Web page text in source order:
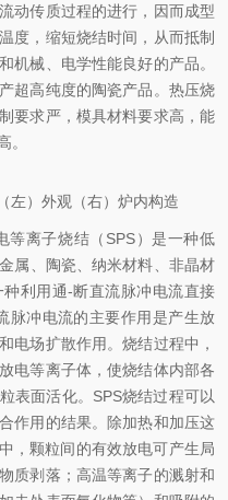
动传质过程的进行，因而成型
度，缩短烧结时间，从而抵制
机械、电学性能良好的产品。
超高纯度的陶瓷产品。热压烧
要求严，模具材料要求高，能
。
左）外观（右）炉内构造
等离子烧结 （ SPS）是一种低
属、陶瓷、纳米材料、非晶材
利用通-断直流脉冲电流直接
脉冲电流的主要作用是产生放
电场扩散作用。烧结过程中，
电等离子体，使烧结体内部各
表面活化。 SPS烧结过程可以
作用的结果。除加热和加压这
，颗粒间的有效放电可产生局
质剥落；高温等离子的溅射和